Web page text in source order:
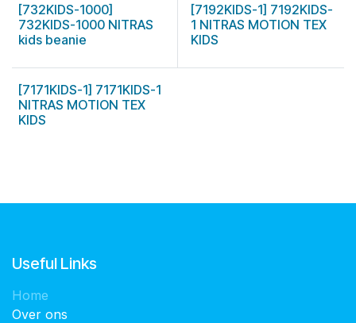
[732KIDS-1000]
732KIDS-1000 NITRAS
kids beanie
[7192KIDS-1] 7192KIDS-
1 NITRAS MOTION TEX
KIDS
[7171KIDS-1] 7171KIDS-1
NITRAS MOTION TEX
KIDS
Useful Links
Home
Over ons